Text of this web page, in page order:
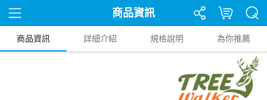
商品資訊
商品資訊 詳細介紹 規格說明 為你推薦